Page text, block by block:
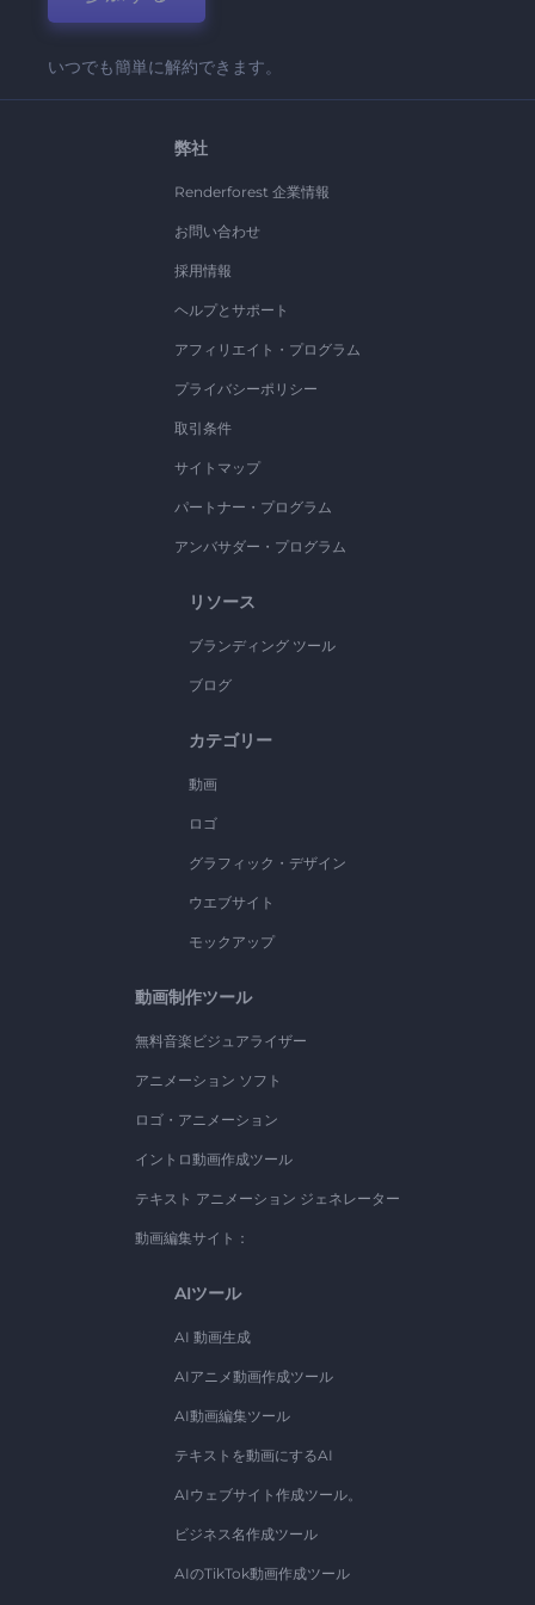
いつでも簡単に解約できます。
弊社
Renderforest 企業情報
お問い合わせ
採用情報
ヘルプとサポート
アフィリエイト・プログラム
プライバシーポリシー
取引条件
サイトマップ
パートナー・プログラム
アンバサダー・プログラム
リソース
ブランディング ツール
ブログ
カテゴリー
動画
ロゴ
グラフィック・デザイン
ウエブサイト
モックアップ
動画制作ツール
無料音楽ビジュアライザー
アニメーション ソフト
ロゴ・アニメーション
イントロ動画作成ツール
テキスト アニメーション ジェネレーター
動画編集サイト：
AIツール
AI 動画生成
AIアニメ動画作成ツール
AI動画編集ツール
テキストを動画にするAI
AIウェブサイト作成ツール。
ビジネス名作成ツール
AIのTikTok動画作成ツール